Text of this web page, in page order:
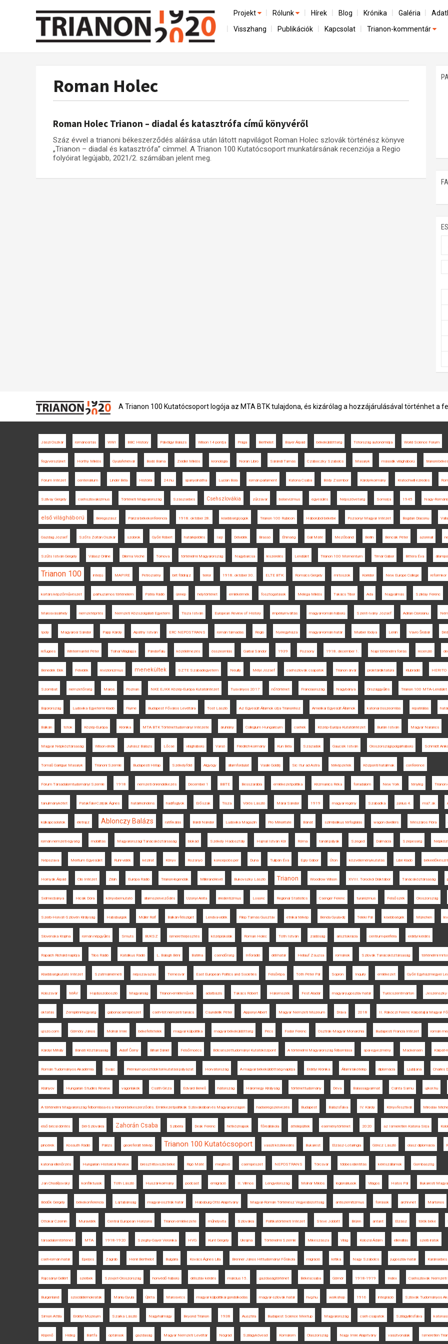
Projekt
Előzmények
Az összeomlás és a magyar társadalom
Utókor és emlékezet
Rólunk
A kutatócsoport működéséről
Hírek Blog Krónika Galéria
Visszhang Publikációk Kapcsolat Trianon-kommentár
Roman Holec
Roman Holec Trianon – diadal és katasztrófa című könyvéről
Száz évvel a trianoni békeszerződés aláírása után látott napvilágot Roman Holec szlovák történész könyve
„Trianon – diadal és katasztrófa” címmel. A Trianon 100 Kutatócsoport munkatársának recenziója a Regio
folyóirat legújabb, 2021/2. számában jelent meg.
A Trianon 100 Kutatócsoport logója az MTA BTK tulajdona, és kizárólag a hozzájárulásával történhet a
Jászi Oszkár románosítás WWI BBC History Pálvölgyi Balázs Wilson 14 pontja Prága Berthelot Bayer Árpád békeküldöttség Tótország autonómiája World Science Forum
fegyverszünet Horthy Miklós Gyulafehérvár Bodó Barna Zeidler Miklós kronológia Noran Libro Sárándi Tamás Czáboczky Szabolcs Masaryk második világháború trianoni
Fórum Intézet centenárium Linder Béla História 24.hu spanyolnátha Lucian Boia román parlament Katona Csaba Bódy Zsombor Károlyi-kormány Kratochwill ezredes
Szilvay Gergely csehszlovakizmus Történeti Magyarország Szászsebes Csehszlovákia zűrzavar bolsevizmus egyesülés Népszövetség Somorja 1945 Nagy-
első világháború Beregszász Párizsi békekonferencia 1918. október 28. kisebbségi jogok Trianon 100 Rubicon Háborúból békébe Pozsonyi Magyar Intézet Bogdan Diaconu
Gazdag József Szőts Zoltán Oszkár szobrok Győri Róbert határkijelölés Iaşi Délvidék Brassó Éhínség Gali Máté Mezőbánd Berlin Bencsik Péter azonnali
Szűts István Gergely Válasz Online Dilema Veche Tornova történelmi Magyarország Nagybarcsa leszerelés Lendület Trianon 100 Momentum Timár Gábor Bittera Éva
Trianon 100 interjú MAPIRE Petrozsény brit földrajz terror 1918. október 30. ELTE BTK Romsics Gergely mítoszok Korridor New Europe College reformkor
kortárs képzőművészet párhuzamos történelem Pátria Rádió ünnep helytörténet emlékérmék fosztogatások Melega Miklós Takács Tibor Ada Nagyalmás Sziklay Ferenc
Marosvásárhely nemzetépítés Nemzeti Közszolgálati Egyetem Tisza István European Review of History impériumváltás magyar-román háború Szent-Ivány József Adrian Cioroianu
Ipoly Magyarosi Sándor Papp Károly Apáthy István ERC NEPOSTRANS román támadás Regio Nyíregyháza magyar-román határ Murber Ibolya Lenin Vavro Šrobár
refugees Wintermantel Péter Tolnai Világlapja Pándorfalu közélelmezés összeomlás Garbai Sándor 1939 Pozsony 1918. december 1. Napi történelmi forrás recenzió
Benedek Elek Felvidék revizionizmus menekültek SZTE Szabadegyetem Neuilly Mélyi József csehszlovák csapatok Trianon árvái proletárdiktatúra Klubrádió HERITO
Szombat nemzetőrség Maros Poznan NKE EJKK Közép-Európa Kutatóintézet Tusványos 2017 nőtörténet Franciaország Nagybánya Országgyűlés Trianon 100 MTA-Lendület
Bajorország Ludovika Egyetemi Kiadó Fiume Budapest Főváros Levéltára Tost László Az Egyesült Államok útja Trianonhoz Amerikai Egyesült Államok katonai összeomlás repatriálás
Balkán tótok Közép-Európa Krónika MTA BTK Történettudományi Intézete áruhiány Collegium Hungaricum csehek Közép-Európa Kutatóintézet Burián István Magyar Narancs
Magyar Népköztársaság Wilson elnök Juhász Balázs Lőcse világháború Varsó Friedrich-kormány Kun Béla Századok Gaucsík István Oroszországi polgárháború Schmidt
Tomáš Garrigue Masaryk Trianoni Szemle Budapesti Hírlap Székelyföld Algyógy államfordulat Vasile Goldiș Sic Itur ad Astra térképzetek Központi hatalmak conference
Fórum Társadalomtudományi Szemle 1918 nemzeti önrendelkezés December 1 BBTE Besszarábia emlékezetpolitika Krizmanics Réka forradalom New York tényleg Trianon
tanulmánykötet Patakfalvi-Czirják Ágnes határincindens hadifoglyok Erőszak Tisza Vörös László Márai Sándor 1919 magyar regény Szabadka június 4. ma7.sk
külkapcsolatok életrajz Ablonczy Balázs ratifikálás Bárdi Nándor Ludovika Magazin Pro Minoritate Bánát szimbolikus térfoglalás wagon dwellers Mészáros Flóra
román nemzeti egység mobilitás Magyarországi Tanácsköztársaság blokád Székely Hadosztály Hajnal István Kör Róma tanári pályák Szeged Dalmácia Szepesség
Népszava Meritum Egyesület Ruhr-vidék kézirat Könyv Rozsnyó koncepciós per Duna Tulipán Éva Egry Gábor Úton közvéleménykutatás Libri Kiadó
Hornyák Árpád Clio Intézet Zilah Európa Rádió Trianon-legendák Millerand-levél Bukovszky László Trianon Woodrow Wilson XVIII. Torockói Diáktábor Tanácsköztársaság
Selmecbánya Hicsik Dóra könyvbemutató államszerveződés Uzonyi Anita irredentizmus Losonc Regional Statistics Csenger Ferenc turanizmus Felsőszék Oroszország
Szerb-Horvát-Szlovén Királyság Habsburgok Müller Rolf Balkán-félsziget Lendva-vidék Filep Tamás Gusztáv etnikai térkép Benda Gyula-díj Teleki Pál kisebbségek München
Slovenska Krajina román népgyűlés Smuts BUKSZ ismeretterjesztés középiskolák Roman Holec Tóth István zsidóság arisztokrácia centrum-periféria erdélyi kérdés
Rapaich Richárd naplója Tilos Rádió Katolikus Rádió L. Balogh Béni Batrina csendőrség Inforádió déli határ Heilauf Zsuzsa románok Szlovák Tanácsköztársaság történelmi
Kisebbségkutató Intézet Szatmárnémeti népszavazás Temesvár East European Politics and Societies Felsőrépa Tóth Péter Pál Sopron Inquiry emlékezet Győri Egyházmegyei
Kolozsvár MÁV Hajdúszoboszló Magyarság Trianon-emlékművek adatbázis Takács Róbert Háromszék Fest Aladár magyar-jugoszláv határ Turócszentmárton Jeszenszky
oktatás Zempléni-hegység gabonacsempészet cseh-tót nemzeti tanács Csunderlik Péter Apponyi Albert Magyar Nemzeti Múzeum Dráva 2018 II. Rákóczi Ferenc Kárpátaljai Magyar
ujszo.com Gömöry János Molnár Imre békefeltételek magyar külpolitika magyar békeküldöttség Pécs Fodor Ferenc Osztrák-Magyar Monarchia Budapesti Francia Intézet román
Károlyi Mihály Bánáti Köztársaság Adolf Černý Bihari Dániel Felsőmoécs Bölcsészettudományi Kutatóközpont A történelmi Magyarország felbomlása spai egyezmény Mackensen Kárpát-
Román Tudományos Akadémia Svájc Prémium posztdoktori kutatási pályázat Horvátország A magyar békeküldöttség naplója Erdélyi Krónika Állami lakótelep diplomácia Ljubljana Charles
Kisinyov Hungarian Studies Review vagonlakók Csáth Géza Edvard Beneš hátország Háromegy Királyság történettudomány Déva Balassagyarmat Csinta Samu ujkor.hu
A történelmi Magyarország felbomlása és a trianoni békeszerződés. Emlékezetpolitikák Szlovákiában és Magyarországon hadseregszervezés Budapest Balázsfalva IV. Károly Könyvfesztivál Miroslav
első bécsi döntés Dél-Szlovákia Zahorán Csaba Szibéria Deák Ferenc hétköznapok főreáliskola áttelepültek eseménytörténet 2020 az Ismeretlen Katona Sírja
pincérek Kossuth Rádió Párizs georeferált térkép Trianon 100 Kutatócsoport vasúti közlekedés Bukarest Elzász-Lotaringia Göncz László olasz diplomácia
katonai ellenőrzés Hungarian Historical Review breszt-litovszki béke Rigó Máté meghívó csempészet NEPOSTRANS Törcsvár többes identitás kérészállamok Gombaszög
Jan Chodějovský konfliktusok Tóth László Huszár-kormány podcast emigráció II. Vilmos Lengyelország Molnár Miklós legionáriusok Világos Hatos Pál Bukaresti
Bödők Gergely békekonferencia Lajtabánság magyar-osztrák határ Habsburg Ottó Alapítvány Magyar-Román Történész Vegyesbizottság antiszemitizmus források archívnet Martonos
Ottokar Czernin Muravidék Central European Horizons Trianon emlékezete műhelyvita Szlovákia Politikatörténeti Intézet Steve Jobbitt Brünn antant Elzász török béke
társadalomtörténet MTA 1918-1920 Szeghy-Gayer Veronika HVG Kunt Gergely Ukrajna Történelmi Szemle Mikeszásza Világ Kolozsi Ádám ellenállás szerb iratok
cseh-román határ Eperjes Zágráb Henri Berthelot Bulgária Kovács Ágnes Lilla Brenner János Hittudományi Főiskola migráció kritika Nagy Szabolcs jugoszláv határ Karánsebes
Rajcsányi Gellért szerbek Szovjet-Oroszország honvédő háború délszláv kérdés március 15. gazdaságtörténet Békéscsaba Gömör 1918-1919 Index Csehszlovák Nemzeti
Burgenland szociáldemokraták Maniu Gyula Újléta Marosvécs magyar külpolitikai gondolkodás magyar-szlovák határ hvg.hu workshop 1916 integráció Szlovák Tudományos
Simon Attila Erdélyi Múzeum Szarka László Nagyhalmágy Beyond Trianon 1938 Ausztria Budapest Science Meetup Magyarország cseh csapatok Szilágyillésfalva
Kisjenő Hideg Bártfa optánsok gazdaság Magyar Nemzeti Levéltár Nógrád Szilágykövesd Komárom Olaszország Nagy Imre Alapítvány vasútvonalak Ismeretlen